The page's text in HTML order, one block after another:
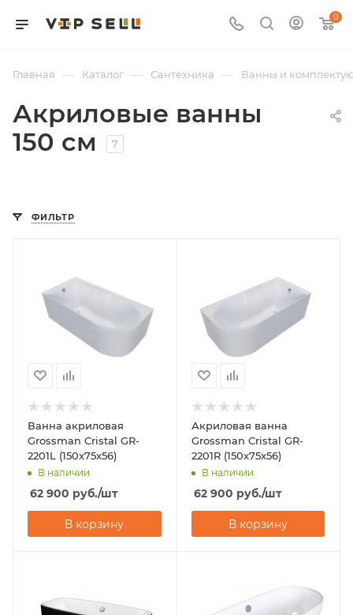
0
Главная — Каталог — Сантехника — Ванны и
Акриловые ванны
150 см
7
ФИЛЬТР
Ванна акриловая
Grossman Cristal GR-
2201L (150x75x56)
В наличии
62 900 руб./шт
В корзину
Акриловая ванна
Grossman Cristal GR-
2201R (150x75x56)
В наличии
62 900 руб./шт
В корзину